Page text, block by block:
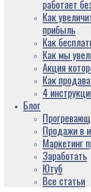
работает
Как
прибыль
Как
Как мы
Акция
Как
4
Блог
Продажи в
Маркетинг
Заработать
Ютуб
Все статьи